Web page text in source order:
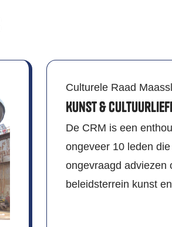
Culturele Raad
Kunst &
De CRM is een
ongeveer 10 leden
ongevraagd adviezen
beleidsterrein kunst